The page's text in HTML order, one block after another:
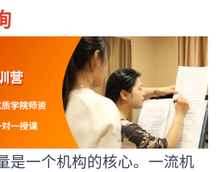
一个机构的核心。一流机